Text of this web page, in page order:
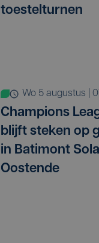
toestelturnen
wo 5 augustus |
Champions
blijft steken op
in Batimont
Oostende